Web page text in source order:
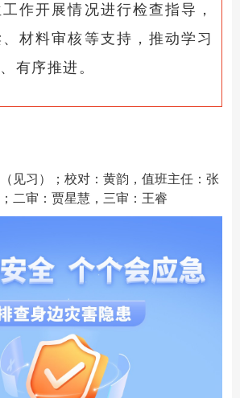
作开展情况进行检查指导，
材料审核等支持，推动学习
有序推进。
见习）；校对：黄韵，值班主任：张
二审：贾星慧，三审：王睿